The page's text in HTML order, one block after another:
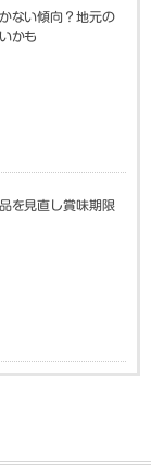
ない傾向？地元の
かも
を見直し賞味期限